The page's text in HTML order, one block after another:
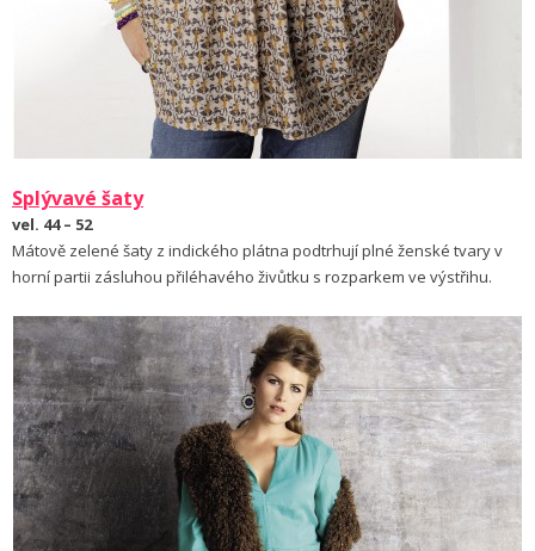
Splývavé šaty
vel. 44 – 52
Mátově zelené šaty z indického plátna podtrhují plné ženské tvary v
horní partii zásluhou přiléhavého živůtku s rozparkem ve výstřihu.